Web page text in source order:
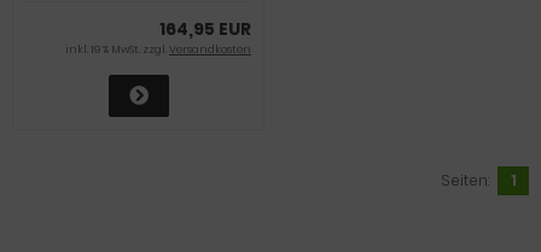
164,95 EUR
inkl. 19 % MwSt. zzgl.Versandkosten
Seiten: 1